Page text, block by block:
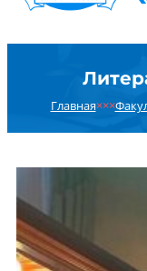
СТУДЕНТУ
НОВОСТИ
КОНТАКТЫ
РЕЗУЛЬТАТ
Главная×××